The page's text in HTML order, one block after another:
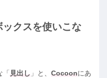
ックスを使いこな
見出し 」と、 Cocoonにあ